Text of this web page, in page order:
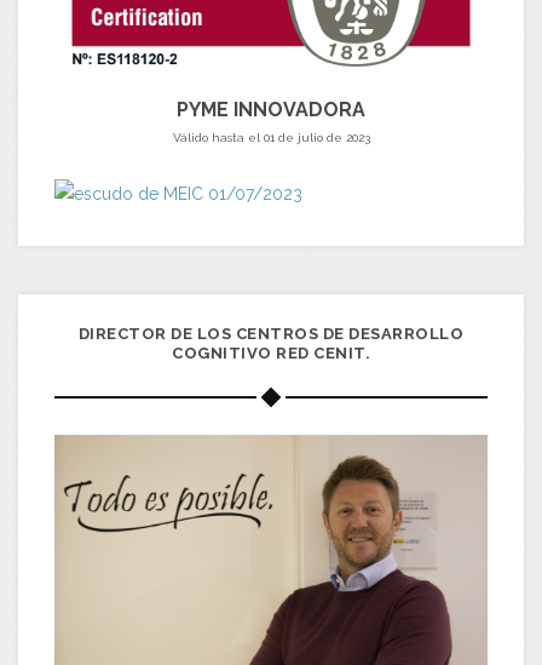
PYME INNOVADORA
Válido hasta el 01 de julio de 2023
DIRECTOR DE LOS CENTROS DE DESARROLLO
COGNITIVO RED CENIT.